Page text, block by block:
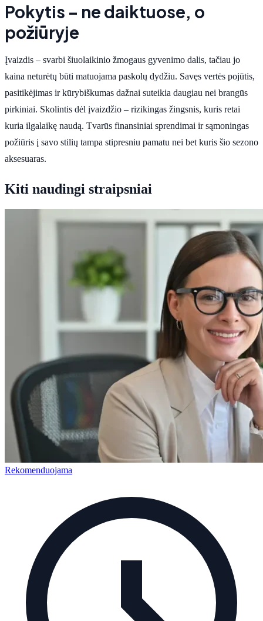
Pokytis – ne daiktuose, o
požiūryje
Įvaizdis – svarbi šiuolaikinio žmogaus gyvenimo dalis, tačiau jo
kaina neturėtų būti matuojama paskolų dydžiu. Savęs vertės pojūtis,
pasitikėjimas ir kūrybiškumas dažnai suteikia daugiau nei brangūs
pirkiniai. Skolintis dėl įvaizdžio – rizikingas žingsnis, kuris retai
kuria ilgalaikę naudą. Tvarūs finansiniai sprendimai ir sąmoningas
požiūris į savo stilių tampa stipresniu pamatu nei bet kuris šio sezono
aksesuaras.
Kiti naudingi straipsniai
Rekomenduojama